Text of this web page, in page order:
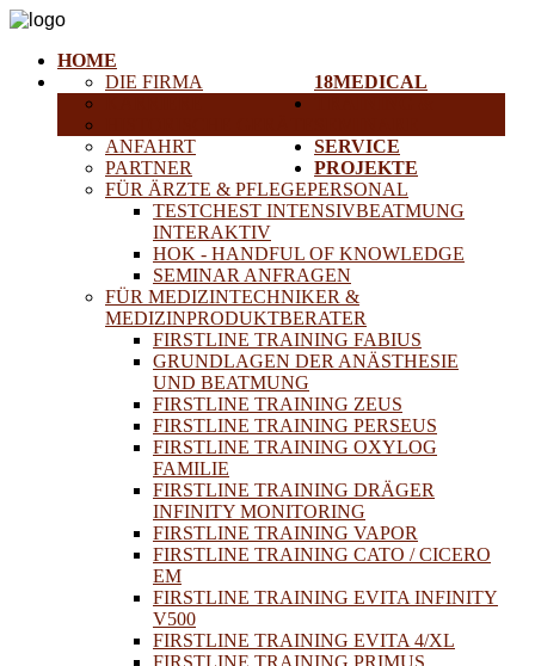
HOME
18MEDICAL
DIE FIRMA
ANFAHRT
PARTNER
FÜR ÄRZTE & PFLEGEPERSONAL
TESTCHEST INTENSIVBEATMUNG
INTERAKTIV
HOK - HANDFUL OF KNOWLEDGE
SEMINAR ANFRAGEN
FÜR MEDIZINTECHNIKER &
MEDIZINPRODUKTBERATER
FIRSTLINE TRAINING FABIUS
GRUNDLAGEN DER ANÄSTHESIE
UND BEATMUNG
FIRSTLINE TRAINING ZEUS
FIRSTLINE TRAINING PERSEUS
FIRSTLINE TRAINING OXYLOG
FAMILIE
FIRSTLINE TRAINING DRÄGER
INFINITY MONITORING
FIRSTLINE TRAINING VAPOR
FIRSTLINE TRAINING CATO / CICERO
EM
FIRSTLINE TRAINING EVITA INFINITY
V500
FIRSTLINE TRAINING EVITA 4/XL
FIRSTLINE TRAINING PRIMUS
SERVICE
PROJEKTE